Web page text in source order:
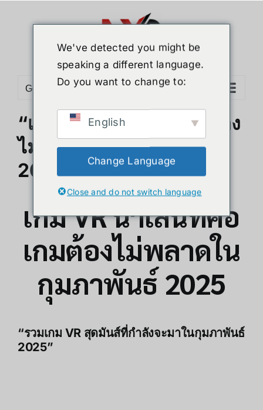
Go to...
“เกม VR น่าเล่นที่คอเกมต้อง
ไม่พลาดในกุมภาพันธ์
2025”
เกม VR น่าเล่นที่คอ
เกมต้องไม่พลาดใน
กุมภาพันธ์ 2025
“รวมเกม VR สุดมันส์ที่กำลังจะมาในกุมภาพันธ์
2025”
We've detected you might be
speaking a different language.
Do you want to change to:
English
Change Language
Close and do not switch language